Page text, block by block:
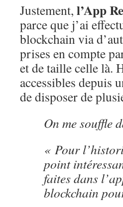
Justement, l’App
parce que j’ai
blockchain via
prises en compte
et de taille celle là.
accessibles depuis
de disposer de
On me souffle
« Pour
point
faites dans
blockchain